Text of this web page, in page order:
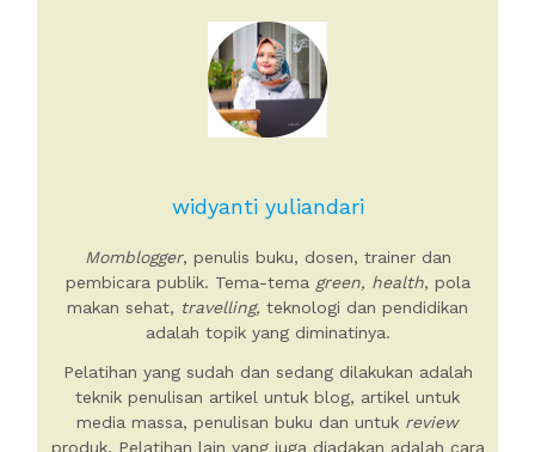
widyanti yuliandari
Momblogger, penulis buku, dosen, trainer dan
pembicara publik. Tema-tema green, health, pola
makan sehat, travelling, teknologi dan pendidikan
adalah topik yang diminatinya.
Pelatihan yang sudah dan sedang dilakukan adalah
teknik penulisan artikel untuk blog, artikel untuk
media massa, penulisan buku dan untuk review
produk. Pelatihan lain yang juga diadakan adalah cara